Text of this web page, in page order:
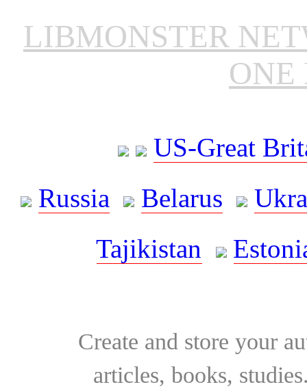
LIBMONSTER
ONE
US-Great
Russia
Belarus
Tajikistan
Create and store your
articles, books,